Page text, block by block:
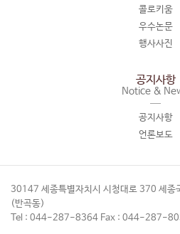
콜로키움
우수논문
행사사진
공지사항
Notice &
공지사항
언론보도
30147 세종특별자치시 시청대로 370 세종
(반곡동)
Tel : 044-287-8364 Fax : 044-287-